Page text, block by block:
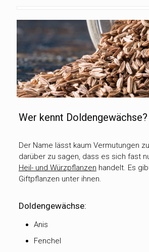
Wer kennt Doldengewächse?
Der Name lässt kaum Vermutungen
darüber zu sagen, dass es sich fast
Heil- und Würzpflanzen handelt. Es
Giftpflanzen unter ihnen.
Doldengewächse:
Anis
Fenchel